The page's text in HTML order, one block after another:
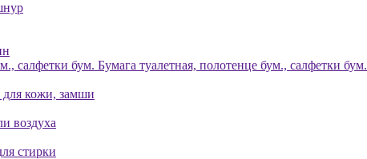
Бумага туалетная, полотенце бум., салфетки бум.
для кожи, замши
воздуха
стирки